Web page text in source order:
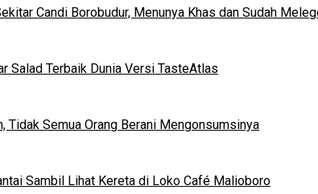
Candi Borobudur, Menunya Khas dan Sudah
Salad Terbaik Dunia Versi TasteAtlas
Tidak Semua Orang Berani Mengonsumsinya
Sambil Lihat Kereta di Loko Café Malioboro